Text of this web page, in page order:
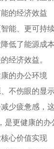
的经济效益
能、更可持
低了能源成
经济效益。
的办公环境
不伤眼的显
少疲惫感，
是更健康的办
心价值实现